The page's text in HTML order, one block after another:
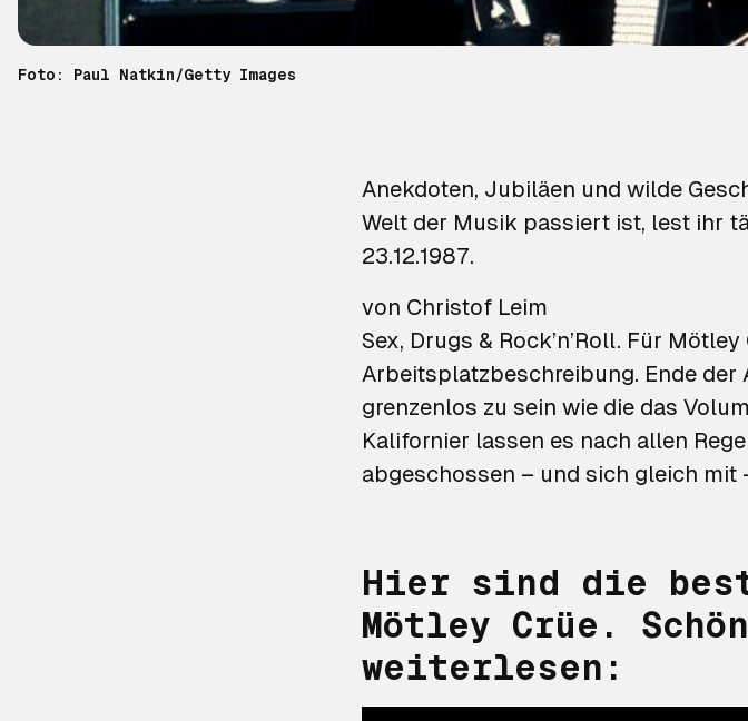
Foto: Paul Natkin/Getty Images
Anekdoten, Jubiläen und wilde
Welt der Musik passiert ist, lest ihr
23.12.1987.
von Christof Leim
Sex, Drugs & Rock’n’Roll. Für
Arbeitsplatzbeschreibung. Ende
grenzenlos zu sein wie die das
Kalifornier lassen es nach allen
abgeschossen – und sich gleich mit
Hier sind die
Mötley Crüe.
weiterlesen: